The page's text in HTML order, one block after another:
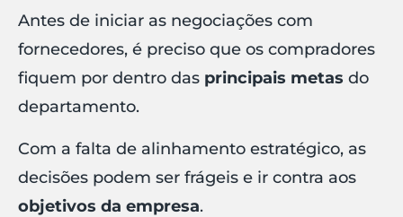
Antes de iniciar as negociações com
fornecedores, é preciso que os compradores
fiquem por dentro das principais metas do
departamento.
Com a falta de alinhamento estratégico, as
decisões podem ser frágeis e ir contra aos
objetivos da empresa.